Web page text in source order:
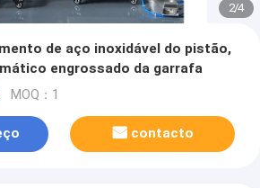
2/4
de aço inoxidável do pistão,
engrossado da garrafa
MOQ：1
contacto